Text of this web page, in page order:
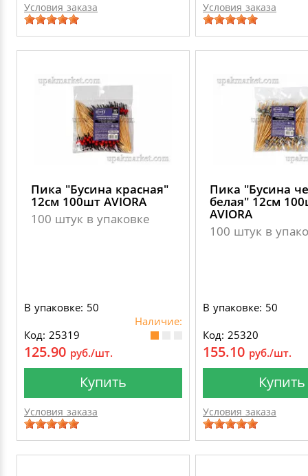
Условия заказа Условия заказа
Пика "Бусина красная"
12см 100шт AVIORA
100 штук в упаковке
В упаковке: 50
Наличие:
Код: 25319
125.90 руб./шт.
Купить
Условия заказа
Пика "Бусина
белая" 12см
AVIORA
100 штук в
В упаковке: 50
Код: 25320
155.10 руб./шт.
Купить
Условия заказа